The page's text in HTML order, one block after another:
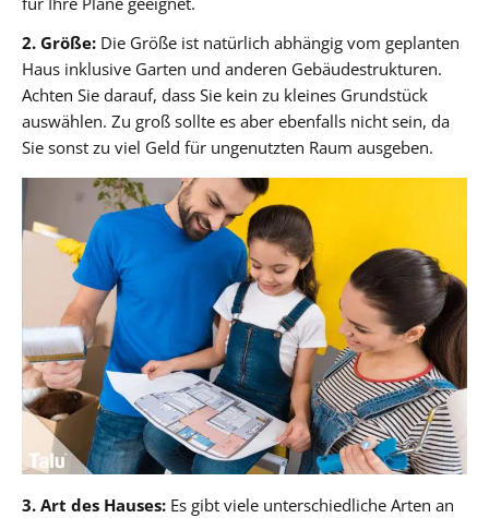
2. Größe: Die Größe ist natürlich abhängig vom geplanten
Haus inklusive Garten und anderen Gebäudestrukturen.
Achten Sie darauf, dass Sie kein zu kleines Grundstück
auswählen. Zu groß sollte es aber ebenfalls nicht sein, da
Sie sonst zu viel Geld für ungenutzten Raum ausgeben.
3. Art des Hauses: Es gibt viele unterschiedliche Arten an